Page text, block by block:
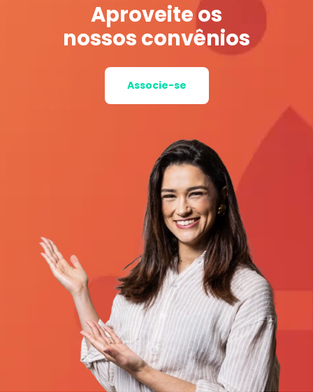
Aproveite os
nossos convênios
Associe-se